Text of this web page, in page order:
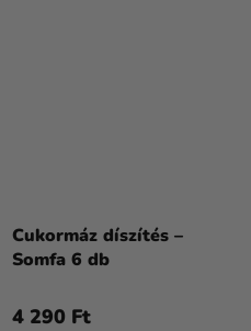
Cukormáz díszítés –
Somfa 6 db
4 290 Ft